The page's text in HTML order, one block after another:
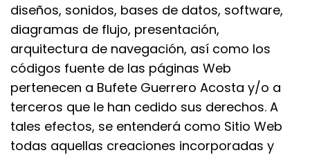
diseños, sonidos, bases de datos, software,
diagramas de flujo, presentación,
arquitectura de navegación, así como los
códigos fuente de las páginas Web
pertenecen a Bufete Guerrero Acosta y/o a
terceros que le han cedido sus derechos. A
tales efectos, se entenderá como Sitio Web
todas aquellas creaciones incorporadas y